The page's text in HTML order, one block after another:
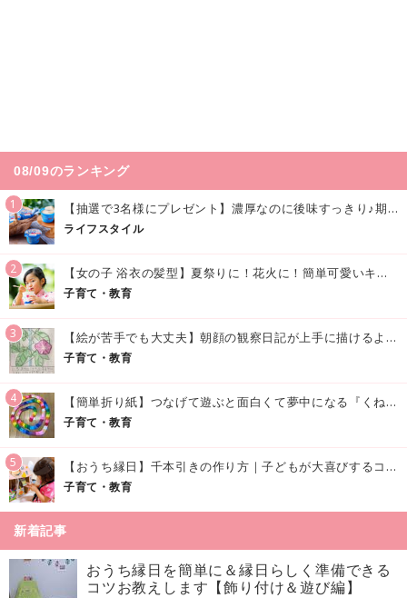
08/09のランキング
1 【抽選で3名様にプレゼント】濃厚なのに後味すっきり♪期間限定の「メイトーのなめらかプリン カルピス®入りソース」で夏を味わおう！
ライフスタイル
2 【女の子 浴衣の髪型】夏祭りに！花火に！簡単可愛いキッズの浴衣ヘアアレンジまとめ
子育て・教育
3 【絵が苦手でも大丈夫】朝顔の観察日記が上手に描けるようになる方法｜イラスト付き
子育て・教育
4 【簡単折り紙】つなげて遊ぶと面白くて夢中になる『くねくねへびさんの作り方』
子育て・教育
5 【おうち縁日】千本引きの作り方｜子どもが大喜びするコツやアイデア♪
子育て・教育
新着記事
おうち縁日を簡単に＆縁日らしく準備できる
コツお教えします【飾り付け＆遊び編】